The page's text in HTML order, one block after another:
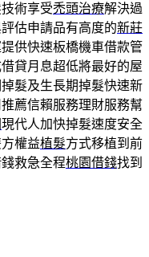
術享受禿頭治療解決過
估申請品有高度的新莊
供快速板橋機車借款管
貸月息超低將最好的屋
髮及生長期掉髮快速新
薦信賴服務理財服務幫
現代人加快掉髮速度安全
權益植髮方式移植到前
救急全程桃園借錢找到